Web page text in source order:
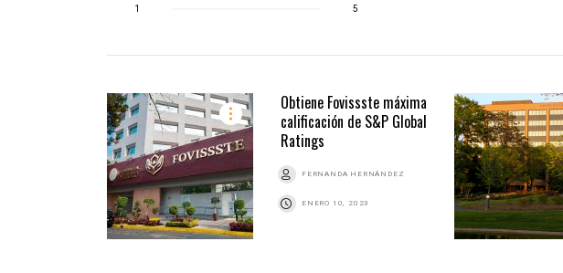
1 5
Obtiene Fovissste máxima
calificación de S&P Global
Ratings
FERNANDA HERNÁNDEZ
ENERO 10, 2023